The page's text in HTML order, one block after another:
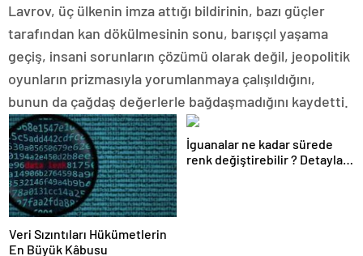
Lavrov, üç ülkenin imza attığı bildirinin, bazı güçler
tarafından kan dökülmesinin sonu, barışçıl yaşama
geçiş, insani sorunların çözümü olarak değil, jeopolitik
oyunların prizmasıyla yorumlanmaya çalışıldığını,
bunun da çağdaş değerlerle bağdaşmadığını kaydetti.
Veri Sızıntıları Hükümetlerin
En Büyük Kâbusu
İguanalar ne kadar sürede
renk değiştirebilir ? Detaylar